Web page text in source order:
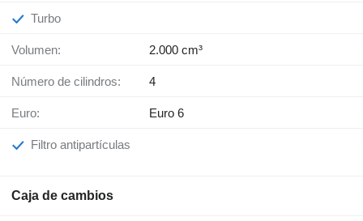
Turbo
Volumen: 2.000 cm³
Número de cilindros: 4
Euro: Euro 6
Filtro antipartículas
Caja de cambios